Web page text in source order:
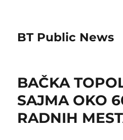
BT Public News
BAČKA
SAJMA OKO
RADNIH